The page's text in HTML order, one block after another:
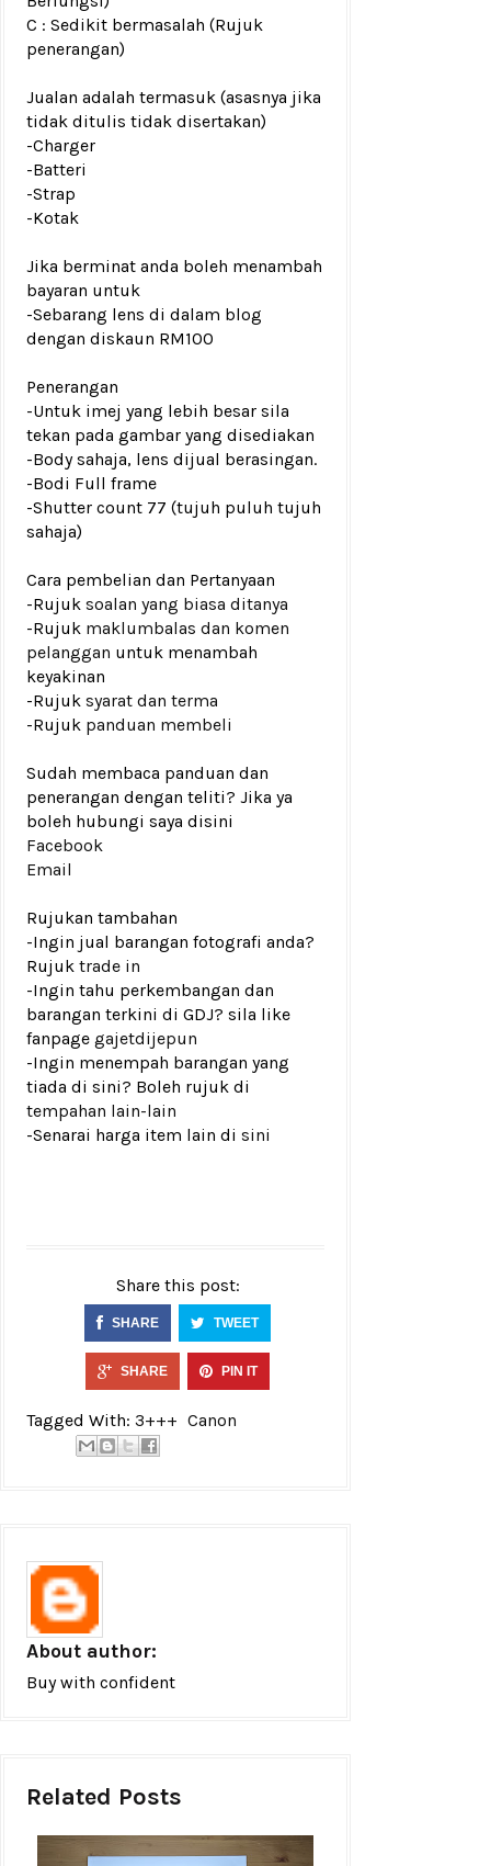
C : Sedikit bermasalah (Rujuk
penerangan)
Jualan adalah termasuk (asasnya jika
tidak ditulis tidak disertakan)
-Charger
-Batteri
-Strap
-Kotak
Jika berminat anda boleh menambah
bayaran untuk
-Sebarang lens di dalam blog
dengan diskaun RM100
Penerangan
-Untuk imej yang lebih besar sila
tekan pada gambar yang disediakan
-Body sahaja, lens dijual berasingan.
-Bodi Full frame
-Shutter count 77 (tujuh puluh tujuh
sahaja)
Cara pembelian dan Pertanyaan
-Rujuk soalan yang biasa ditanya
-Rujuk maklumbalas dan komen
pelanggan untuk menambah
keyakinan
-Rujuk syarat dan terma
-Rujuk panduan membeli
Sudah membaca panduan dan
penerangan dengan teliti? Jika ya
boleh hubungi saya disini
Facebook
Email
Rujukan tambahan
-Ingin jual barangan fotografi anda?
Rujuk trade in
-Ingin tahu perkembangan dan
barangan terkini di GDJ? sila like
fanpage gajetdijepun
-Ingin menempah barangan yang
tiada di sini? Boleh rujuk di
tempahan lain-lain
-Senarai harga item lain di sini
Share this post:
SHARE TWEET
SHARE PIN IT
Tagged With: 3+++ Canon
About author:
Buy with confident
Related Posts